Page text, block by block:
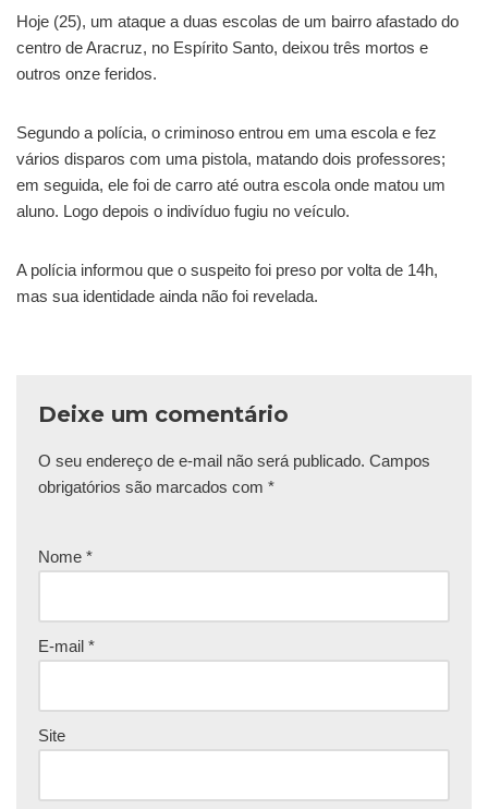
Hoje (25), um ataque a duas escolas de um bairro afastado do
centro de Aracruz, no Espírito Santo, deixou três mortos e
outros onze feridos.
Segundo a polícia, o criminoso entrou em uma escola e fez
vários disparos com uma pistola, matando dois professores;
em seguida, ele foi de carro até outra escola onde matou um
aluno. Logo depois o indivíduo fugiu no veículo.
A polícia informou que o suspeito foi preso por volta de 14h,
mas sua identidade ainda não foi revelada.
Deixe um comentário
O seu endereço de e-mail não será publicado. Campos
obrigatórios são marcados com *
Nome *
E-mail *
Site